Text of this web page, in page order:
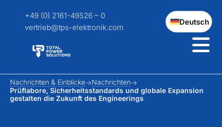
+49 (0) 2161-49526 – 0
vertrieb@tps-elektronik.com
Deutsch
Nachrichten & Einblicke
Nachrichten
Prüflabore, Sicherheitsstandards und globale Expansion
gestalten die Zukunft des Engineerings